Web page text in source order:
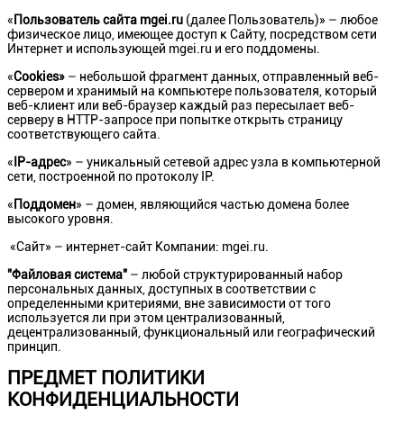
« Пользователь сайта mgei.ru (далее Пользователь)» – любое
физическое лицо, имеющее доступ к Сайту, посредством сети
Интернет и использующей mgei.ru и его поддомены.
«Cookies» – небольшой фрагмент данных, отправленный веб-
сервером и хранимый на компьютере пользователя, который
веб-клиент или веб-браузер каждый раз пересылает веб-
серверу в HTTP-запросе при попытке открыть страницу
соответствующего сайта.
« IP-адрес» – уникальный сетевой адрес узла в компьютерной
сети, построенной по протоколу IP.
« Поддомен» – домен, являющийся частью домена более
высокого уровня.
«Сайт» – интернет-сайт Компании: mgei.ru.
"Файловая система" – любой структурированный набор
персональных данных, доступных в соответствии с
определенными критериями, вне зависимости от того
используется ли при этом централизованный,
децентрализованный, функциональный или географический
принцип.
ПРЕДМЕТ ПОЛИТИКИ
КОНФИДЕНЦИАЛЬНОСТИ